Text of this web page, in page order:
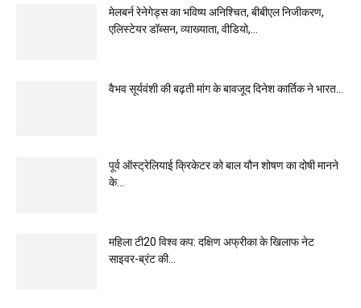
मेलबर्न रेनेगेड्स का भविष्य अनिश्चित, बीबीएल निजीकरण,
एलिस्टेयर डॉब्सन, व्याख्याता, वीडियो,...
वैभव सूर्यवंशी की बढ़ती मांग के बावजूद दिनेश कार्तिक ने भारत...
पूर्व ऑस्ट्रेलियाई क्रिकेटर को बाल यौन शोषण का दोषी मानने
के...
महिला टी20 विश्व कप: दक्षिण अफ्रीका के खिलाफ नेट
साइवर-ब्रंट की...